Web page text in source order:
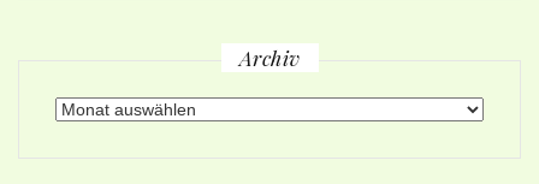
Archiv
Archiv